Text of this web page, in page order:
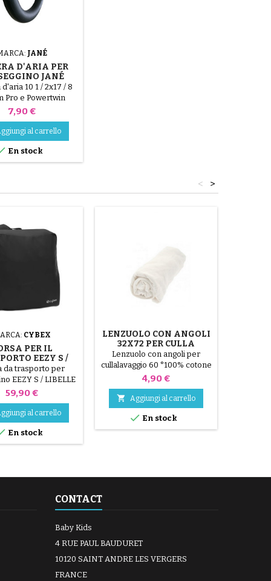
JANÉ
D'ARIA PER
JANÉ
PRO E
10 1 / 2x17 / 8
Pro e Powertwin
Prezzo
7,90 €
al carrello
En stock
>
<
CYBEX
PER IL
EEZY S /
/ BEEZY
da trasporto per
EEZY S / LIBELLE
Compatibile con i
Eezy S 2, Eezy S+2,
Eezy S Twist 2,
Twist+ 2, Libelle e
Beezy.
Prezzo
59,90 €
al carrello
En stock
LENZUOLO CON ANGOLI
32X72 PER CULLA
Lenzuolo con angoli per
cullalavaggio 60 °100% cotone
Prezzo
4,90 €
 Aggiungi al carrello
 En stock
CONTACT
Baby Kids
4 RUE PAUL BAUDURET
10120 SAINT ANDRE LES VERGERS
FRANCE